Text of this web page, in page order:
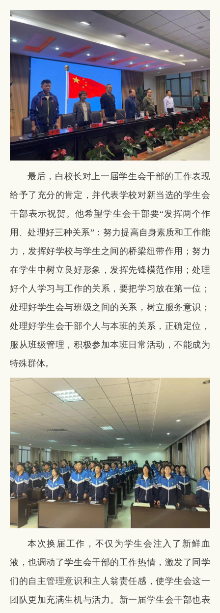
最后，白校长对上一届学生会干部的工作表现
给予了充分的肯定，并代表学校对新当选的学生会
干部表示祝贺。他希望学生会干部要“发挥两个作
用、处理好三种关系”：努力提高自身素质和工作能
力，发挥好学校与学生之间的桥梁纽带作用；努力
在学生中树立良好形象，发挥先锋模范作用；处理
好个人学习与工作的关系，要把学习放在第一位；
处理好学生会与班级之间的关系，树立服务意识；
处理好学生会干部个人与本班的关系，正确定位，
服从班级管理，积极参加本班日常活动，不能成为
特殊群体。
本次换届工作，不仅为学生会注入了新鲜血
液，也调动了学生会干部的工作热情，激发了同学
们的自主管理意识和主人翁责任感，使学生会这一
团队更加充满生机与活力。新一届学生会干部也表